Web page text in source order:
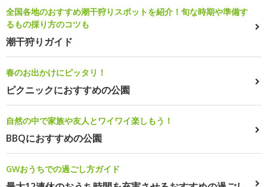
全国各地のおすすめ潮干狩りスポットを紹介！旬な時期や準備す
るもの採り方のコツも
潮干狩りガイド
春のお出かけにピッタリ！
ピクニックにおすすめの公園
自然の中で家族や友人とワイワイ楽しもう！
BBQにおすすめの公園
GWおうちでの過ごし方ガイド